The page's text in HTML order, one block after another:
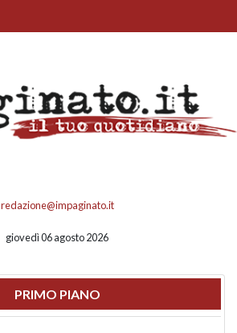
redazione@impaginato.it
giovedì 06 agosto 2026
PRIMO PIANO